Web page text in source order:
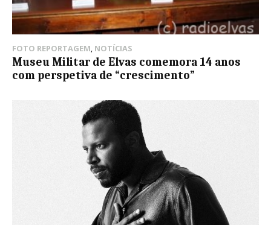
FOTO REPORTAGEM, NOTÍCIAS
Museu Militar de Elvas comemora 14 anos
com perspetiva de “crescimento”